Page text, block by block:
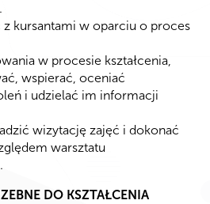
kursantami w oparciu o proces
w procesie kształcenia,
wspierać, oceniać
i udzielać im informacji
wizytację zajęć i dokonać
warsztatu
DO KSZTAŁCENIA